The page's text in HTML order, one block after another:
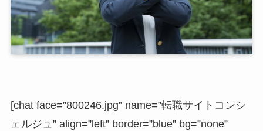
[chat face=”800246.jpg” name=”転職サイトコンシ
ェルジュ” align=”left” border=”blue” bg=”none”